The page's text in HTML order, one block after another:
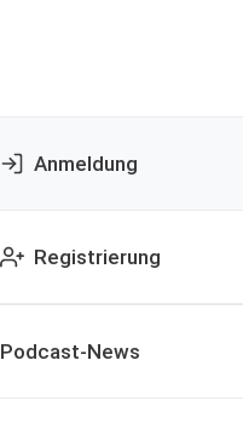
Anmeldung
Registrierung
Podcast-News